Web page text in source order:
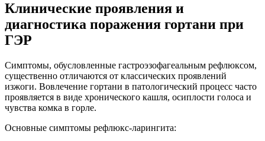
Клинические проявления и
диагностика поражения гортани при
ГЭР
Симптомы, обусловленные гастроэзофагеальным рефлюксом,
существенно отличаются от классических проявлений
изжоги. Вовлечение гортани в патологический процесс часто
проявляется в виде хронического кашля, осиплости голоса и
чувства комка в горле.
Основные симптомы рефлюкс-ларингита: